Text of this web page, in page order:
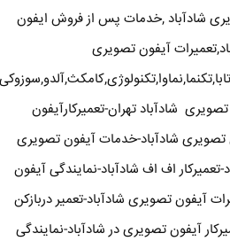
شادآباد ,خدمات پس از فروش ایفون
آیفون تصویری
شادآباد تهران-تعمیرکارآیفون
تصویری شادآباد-خدمات آیفون تصویری
تعمیرکار اف اف شادآباد-نمایندگی آیفون
آیفون تصویری شادآباد-تعمیر دربازکن
آیفون تصویری در شادآباد-نمایندگی